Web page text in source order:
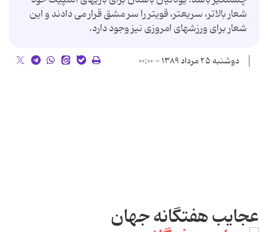
شعار بالاتر، سریعتر، قویتر را سر مشق قرار می دادند و این
شعار برای ورزشهای امروزی نیز وجود دارد.
دوشنبه ۲۵ مرداد ۱۳۸۹ - ۰۰:۰۰
عجایب هفتگانه جهان